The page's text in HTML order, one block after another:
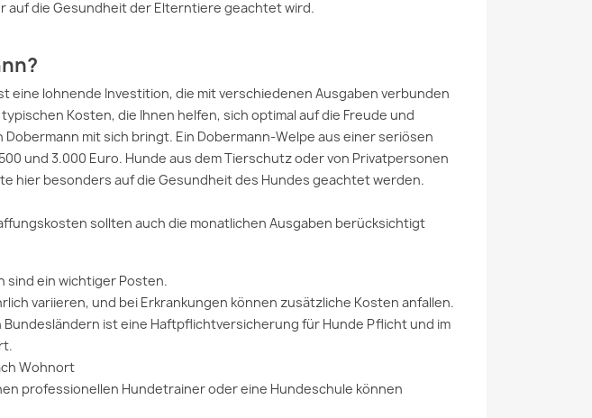
auf die Gesundheit der Elterntiere geachtet wird.
eine lohnende Investition, die mit verschiedenen Ausgaben verbunden
Kosten, die Ihnen helfen, sich optimal auf die Freude und
mit sich bringt. Ein Dobermann-Welpe aus einer seriösen
und 3.000 Euro. Hunde aus dem Tierschutz oder von Privatpersonen
hier besonders auf die Gesundheit des Hundes geachtet werden.
sollten auch die monatlichen Ausgaben berücksichtigt
sind ein wichtiger Posten.
variieren, und bei Erkrankungen können zusätzliche Kosten anfallen.
ist eine Haftpflichtversicherung für Hunde Pflicht und im
Wohnort
professionellen Hundetrainer oder eine Hundeschule können